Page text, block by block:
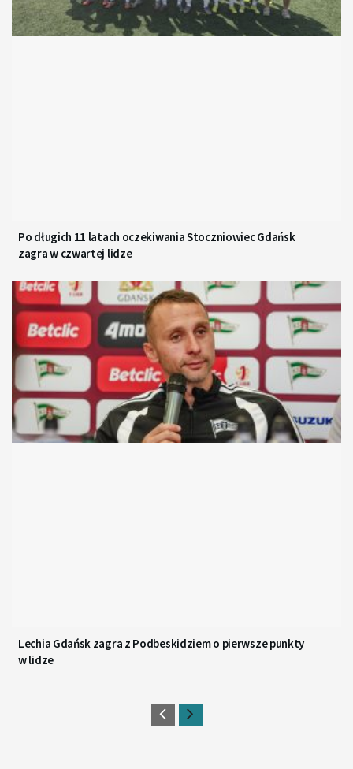
Po długich 11 latach oczekiwania Stoczniowiec Gdańsk
zagra w czwartej lidze
Lechia Gdańsk zagra z Podbeskidziem o pierwsze punkty
w lidze